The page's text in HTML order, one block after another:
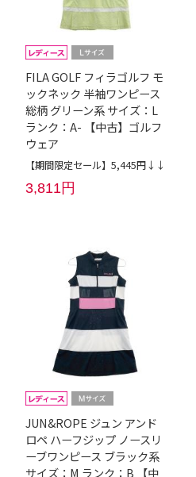
FILA GOLF フィラゴルフ モ
ックネック 半袖ワンピース
総柄 グリーン系 サイズ：L
ランク：A- 【中古】ゴルフ
ウェア
【期間限定セール】5,445円↓↓
3,811円
JUN&ROPE ジュン アンド
ロペ ハーフジップ ノースリ
ーブワンピース ブラック系
サイズ：M ランク：B 【中